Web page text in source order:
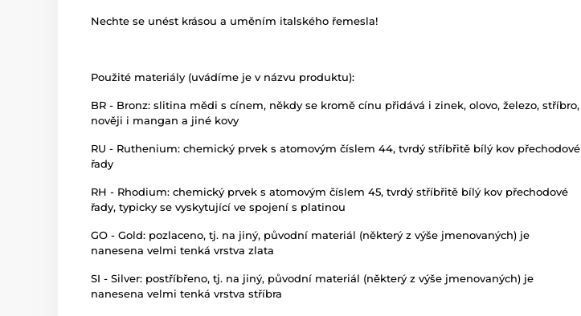
Nechte se unést krásou a uměním italského řemesla!
Použité materiály (uvádíme je v názvu produktu):
BR - Bronz: slitina mědi s cínem, někdy se kromě cínu přidává i zinek, olovo, železo, stříbro,
nověji i mangan a jiné kovy
RU - Ruthenium: chemický prvek s atomovým číslem 44, tvrdý stříbřitě bílý kov přechodové
řady
RH - Rhodium: chemický prvek s atomovým číslem 45, tvrdý stříbřitě bílý kov přechodové
řady, typicky se vyskytující ve spojení s platinou
GO - Gold: pozlaceno, tj. na jiný, původní materiál (některý z výše jmenovaných) je
nanesena velmi tenká vrstva zlata
SI - Silver: postříbřeno, tj. na jiný, původní materiál (některý z výše jmenovaných) je
nanesena velmi tenká vrstva stříbra